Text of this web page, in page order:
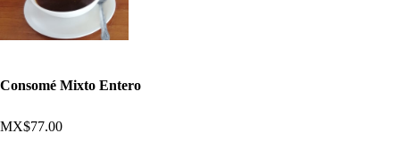
Consomé Mixto Entero
MX$77.00